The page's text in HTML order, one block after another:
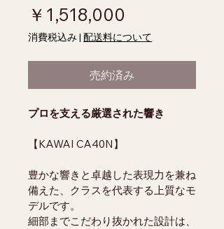
￥1,518,000
消費税込み | 配送料について
売約済み
プロを支える厳選された響き
【KAWAI CA40N】
豊かな響きと卓越した表現力を兼ね
備えた、クラスを代表する上質なモ
デルです。
細部までこだわり抜かれた設計は、